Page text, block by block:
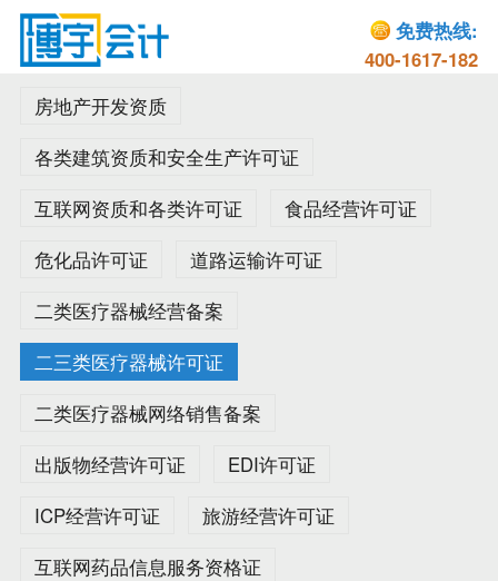
免费热线:
400-1617-182
房地产开发资质
各类建筑资质和安全生产许可证
互联网资质和各类许可证
食品经营许可证
危化品许可证
道路运输许可证
二类医疗器械经营备案
二三类医疗器械许可证
二类医疗器械网络销售备案
出版物经营许可证
EDI许可证
ICP经营许可证
旅游经营许可证
互联网药品信息服务资格证